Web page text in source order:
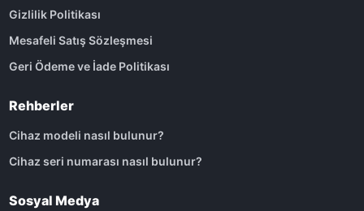
Gizlilik Politikası
Mesafeli Satış Sözleşmesi
Geri Ödeme ve İade Politikası
Rehberler
Cihaz modeli nasıl bulunur?
Cihaz seri numarası nasıl bulunur?
Sosyal Medya